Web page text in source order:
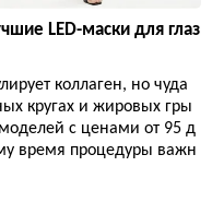
LED-маски для глаз
коллаген, но чуда
кругах и жировых гры
с ценами от 95 д
время процедуры важн